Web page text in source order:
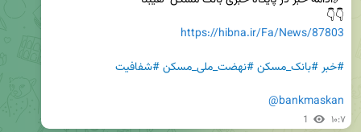
👇👇
https://hibna.ir/Fa/News/87803
#خبر#بانک_مسکن#نهضت_ملی_مسکن#شفافیت
@bankmaskan
1 ۱۰:۷